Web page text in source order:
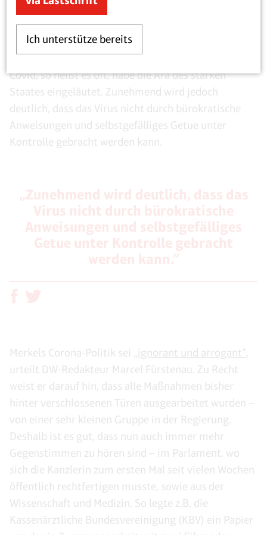
Bürger sowie einer stärkeren Konzentration auf
Risikogruppen.
Covid, so heißt es oft, habe die Ära des starken
Staates eingeläutet. Zunehmend wird jedoch
deutlich, dass das Virus nicht durch bürokratische
Anweisungen und selbstgefälliges Getue unter
Kontrolle gebracht werden kann.
Merkels Corona-Politik sei „ignorant und arrogant“,
urteilt DW-Redakteur Marcel Fürstenau. Zu Recht
weist er darauf hin, dass alle Maßnahmen bisher
hinter verschlossenen Türen ausgearbeitet wurden –
von einer sehr kleinen Gruppe in der Regierung.
Deshalb ist es gut, dass nun auch immer mehr
Gegenstimmen zu hören sind – im Parlament, wo
sich die Kanzlerin zum ersten Mal seit vielen Wochen
öffentlich rechtfertigen musste, sowie aus der
Wissenschaft und Medizin. So legte z.B. die
Kassenärztliche Bundesvereinigung (KBV) ein Papier
Ich unterstütze bereits